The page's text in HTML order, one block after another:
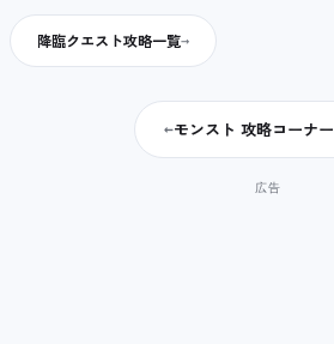
降臨クエスト攻略一覧
←モンスト 攻略コーナー